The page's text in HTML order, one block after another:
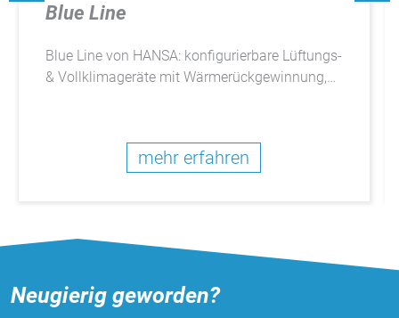
Blue Line
Blue Line von HANSA: konfigurierbare Lüftungs-
& Vollklimageräte mit Wärmerückgewinnung,…
mehr erfahren
Neugierig geworden?